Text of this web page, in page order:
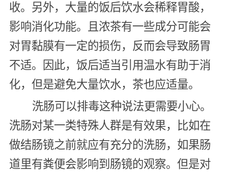
收。另外，大量的饭后饮水会稀释胃酸，
影响消化功能。且浓茶有一些成分可能会
对胃黏膜有一定的损伤，反而会导致肠胃
不适。因此，饭后适当引用温水有助于消
化，但是避免大量饮水，茶也应适量。
洗肠可以排毒这种说法更需要小心。
洗肠对某一类特殊人群是有效果，比如在
做结肠镜之前就应有充分的洗肠，如果肠
道里有粪便会影响到肠镜的观察。但是对